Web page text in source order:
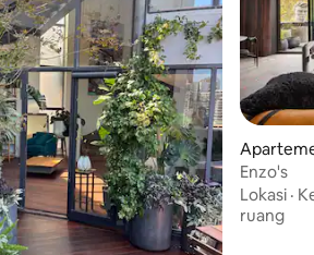
Enzo's
Lokasi ·
ruang